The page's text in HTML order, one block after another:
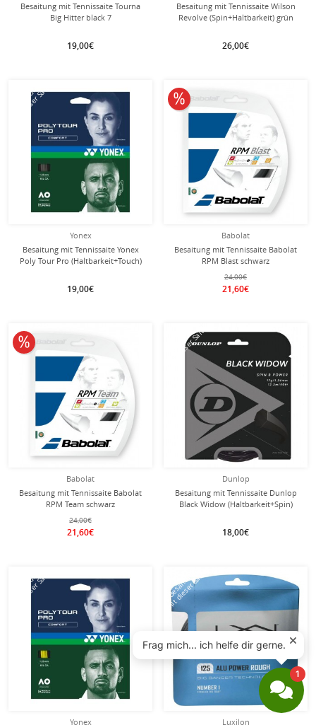
Besaitung mit Tennissaite Tourna
Big Hitter black 7
19,00€
Besaitung mit Tennissaite Wilson
Revolve (Spin+Haltbarkeit) grün
26,00€
Yonex
Besaitung mit Tennissaite Yonex
Poly Tour Pro (Haltbarkeit+Touch)
19,00€
Besaitung
mit dieser Saite
Babolat
Besaitung mit Tennissaite Babolat
RPM Blast schwarz
24,00€
21,60€
10% reduziert
Babolat
Besaitung mit Tennissaite Babolat
RPM Team schwarz
24,00€
21,60€
10% reduziert
Dunlop
Besaitung mit Tennissaite Dunlop
Black Widow (Haltbarkeit+Spin)
18,00€
Besaitung
mit dieser Saite
Yonex
Besaitung
mit dieser Saite
Luxilon
Besaitung
mit dieser Saite